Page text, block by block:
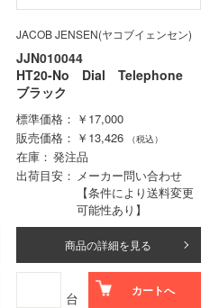
JACOB JENSEN(ヤコブイェンセン)
JJN010044
HT20-No Dial Telephone
ブラック
標準価格
￥17,000
販売価格
￥13,426 （税込）
在庫
発注品
出荷目安
メーカー問い合わせ
【条件により送料変更
可能性あり】
商品の詳細を見る
台 カートへ